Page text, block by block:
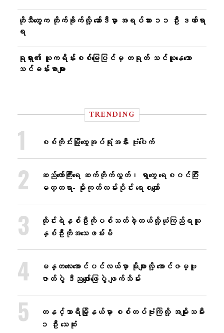
ဟိုသီတွေက တိုက်ခိုက်လို့ ဆော်ဒီမှာ အရပ်သား ၁၁ ဦး ဒဏ်ရာ
ရ
ရုရှား၏ ယူကရိန်းစစ်မြေပြင်မှ တရုတ် သင်ယူနေသော
သင်ခန်းစာများ
TRENDING
စစ်ကိုင်းမြို့ထွေအုပ်ရုံးအနီး ဗုံးပေါက်
ဆည်တော်ကြီးရေ ဆက်တိုက်လွှတ်၊ ရွာတွေ ရေစဝင်ပြီး
မတ္တရာ- မိုးကုတ်လမ်းပိုင်း ရေစကျော်
ထိုင်းရဲနှစ်ဦးကိုပစ်သတ်ခဲ့တယ်လို့ယုံကြည်ရသူ
နှစ်ဦးကိုအသေဖမ်းမိ
မန္တလေးအောင်ပင်လယ်မှာ မိုးများလို့ အောင်ဇမ္ဗူ
ဇာတ်ပွဲ ဒီညဖျော်ဖြေပွဲ ဖျက်သိမ်း
တနင်္သာရီမြို့နယ်မှာ စစ်တပ်ဗုံးကြဲလို့ အမျိုးသမီး
၁ ဦး သေဆုံး